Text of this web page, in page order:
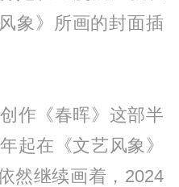
象》所画的封面插
作《春晖》这部半
起在《文艺风象》
然继续画着，2024